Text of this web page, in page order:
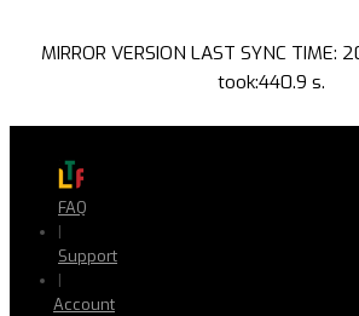
MIRROR VERSION LAST SYNC
took:440.9 s.
FAQ
|
Support
|
Account